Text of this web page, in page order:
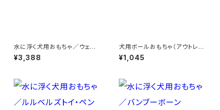
水に浮く犬用おもちゃ／ウェー
ビングボール
¥3,388
犬用ボールおもちゃ（アウトレッ
ト）／フォーチューンボール
¥1,045